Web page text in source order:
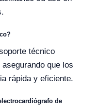
técnico
que los
rápida y eficiente.
de